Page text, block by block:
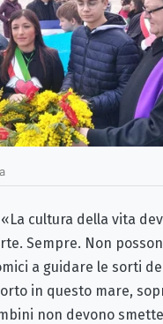
«La cultura della vita
Sempre. Non
a guidare le sorti
in questo mare,
non devono